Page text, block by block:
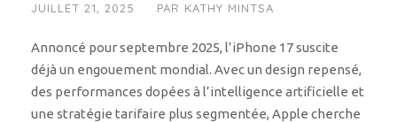
JUILLET 21, 2025 PAR KATHY MINTSA
Annoncé pour septembre 2025, l’iPhone 17 suscite
déjà un engouement mondial. Avec un design repensé,
des performances dopées à l’intelligence artificielle et
une stratégie tarifaire plus segmentée, Apple cherche